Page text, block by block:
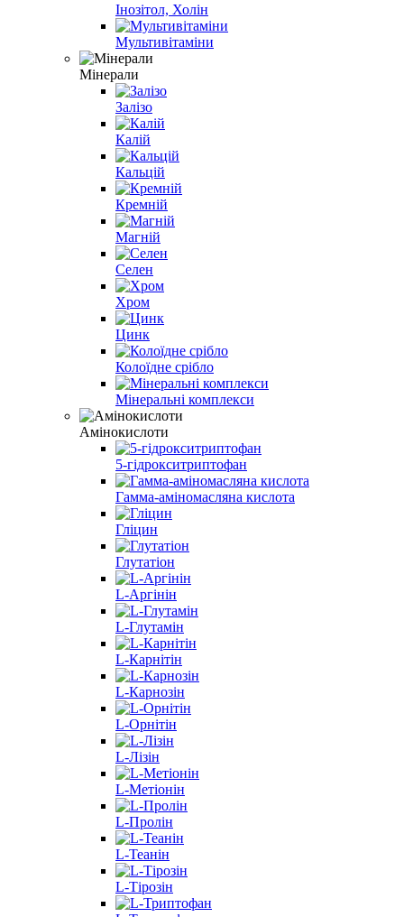
Інозітол, Холін
Мультивітаміни
Мінерали
Залізо
Калій
Кальцій
Кремній
Магній
Селен
Хром
Цинк
Колоїдне срібло
Мінеральні комплекси
Амінокислоти
5-гідрокситриптофан
Гамма-аміномасляна кислота
Гліцин
Глутатіон
L-Аргінін
L-Глутамін
L-Карнітін
L-Карнозін
L-Орнітін
L-Лізін
L-Метіонін
L-Пролін
L-Теанін
L-Тірозін